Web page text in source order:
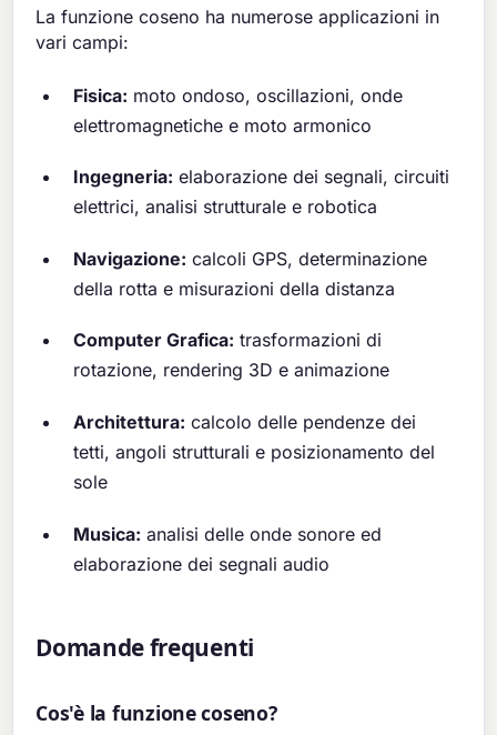
La funzione coseno ha numerose applicazioni in
vari campi:
Fisica: moto ondoso, oscillazioni, onde
elettromagnetiche e moto armonico
Ingegneria: elaborazione dei segnali, circuiti
elettrici, analisi strutturale e robotica
Navigazione: calcoli GPS, determinazione
della rotta e misurazioni della distanza
Computer Grafica: trasformazioni di
rotazione, rendering 3D e animazione
Architettura: calcolo delle pendenze dei
tetti, angoli strutturali e posizionamento del
sole
Musica: analisi delle onde sonore ed
elaborazione dei segnali audio
Domande frequenti
Cos'è la funzione coseno?